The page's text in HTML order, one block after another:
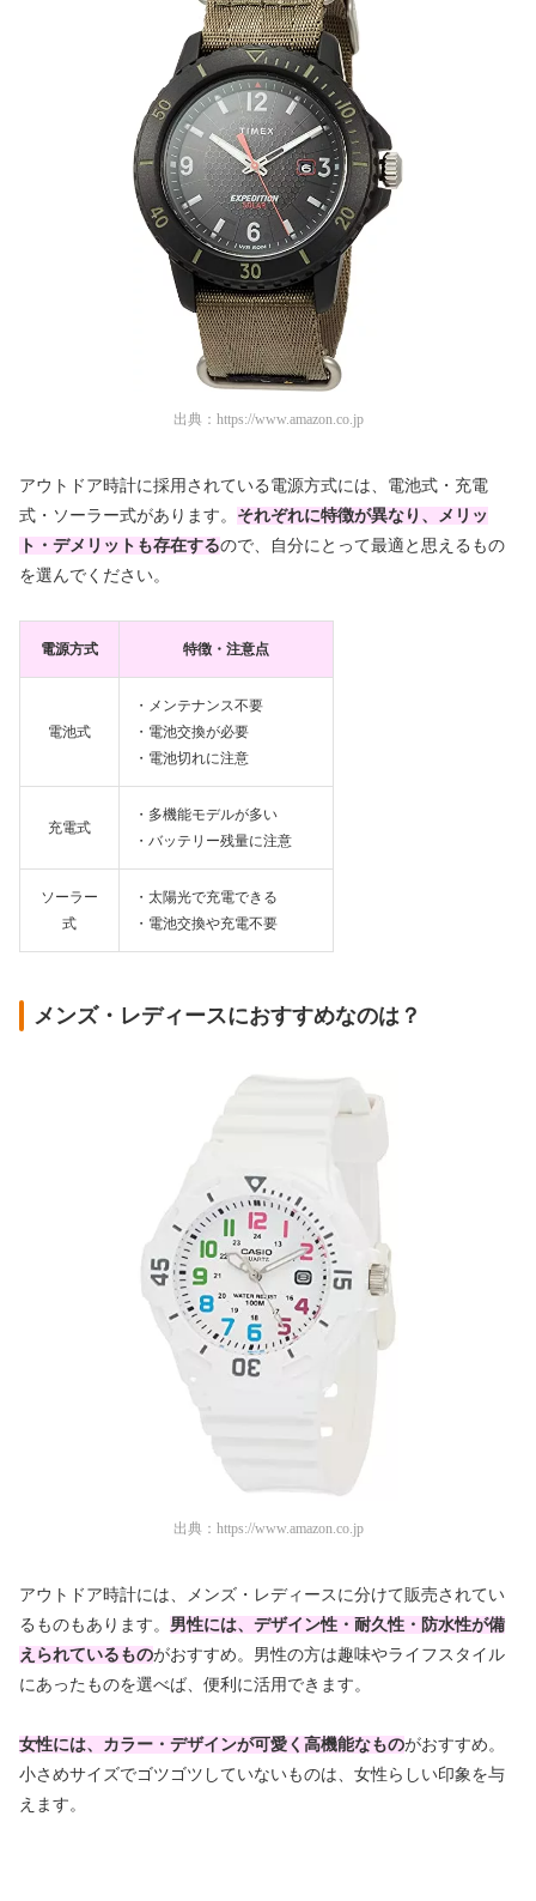
出典： https://www.amazon.co.jp
アウトドア時計に採用されている電源方式には、電池式・充電
式・ソーラー式があります。 それぞれに特徴が異なり、メリッ
ト・デメリットも存在するので、自分にとって最適と思えるもの
を選んでください。
電源方式 特徴・注意点
電池式
・メンテナンス不要
・電池交換が必要
・電池切れに注意
充電式
・多機能モデルが多い
・バッテリー残量に注意
ソーラー
式
・太陽光で充電できる
・電池交換や充電不要
メンズ・レディースにおすすめなのは？
出典： https://www.amazon.co.jp
アウトドア時計には、メンズ・レディースに分けて販売されてい
るものもあります。 男性には、デザイン性・耐久性・防水性が備
えられているものがおすすめ。男性の方は趣味やライフスタイル
にあったものを選べば、便利に活用できます。
女性には、カラー・デザインが可愛く高機能なものがおすすめ。
小さめサイズでゴツゴツしていないものは、女性らしい印象を与
えます。